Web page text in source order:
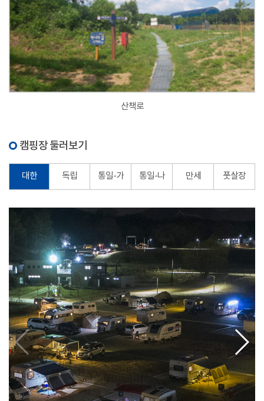
산책로
캠핑장 둘러보기
대한 독립 통일-가 통일-나 만세 풋살장